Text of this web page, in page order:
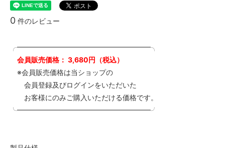
0 件のレビュー
╭━━━━━━━━━━━━━━━━━━━╮
会員販売価格： 3,680円（税込）
※会員販売価格は当ショップの
会員登録及びログインをいただいた
お客様にのみご購入いただける価格です。
╰━━━━━━━━━━━━━━━━━━━╯